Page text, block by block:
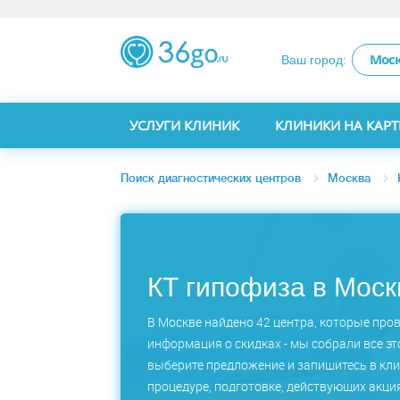
Ваш город:
УСЛУГИ КЛИНИК КЛИНИКИ НА
Поиск диагностических центров Москва
КТ гипофиза в
В Москве найдено 42 центра, которые
информация о скидках - мы собрали все
выберите предложение и запишитесь в
процедуре, подготовке, действующих